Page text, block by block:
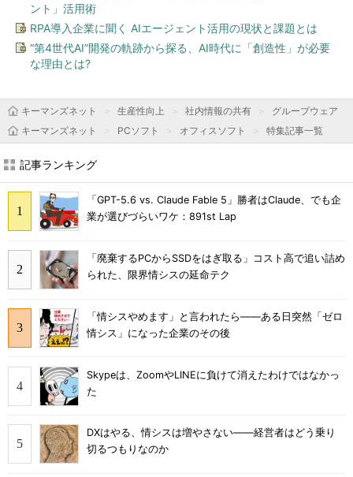
ント」活用術
RPA導入企業に聞く AIエージェント活用の現状と課題とは
“第4世代AI”開発の軌跡から探る、AI時代に「創造性」が必要
な理由とは?
キーマンズネット 生産性向上 社内情報の共有
グループウェア
キーマンズネット
PCソフト オフィスソフト 特集記事一覧
記事ランキング
「GPT-5.6 vs. Claude Fable 5」勝者はClaude、でも企
業が選びづらいワケ：891st Lap
「廃棄するPCからSSDをはぎ取る」コスト高で追い詰め
られた、限界情シスの延命テク
「情シスやめます」と言われたら――ある日突然「ゼロ
情シス」になった企業のその後
Skypeは、ZoomやLINEに負けて消えたわけではなかっ
た
DXはやる、情シスは増やさない――経営者はどう乗り
切るつもりなのか